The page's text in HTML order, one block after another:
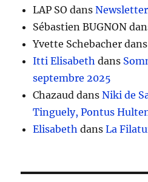
LAP SO dansNewsletter
Sébastien BUGNON
Yvette Schebacher
Itti Elisabeth dans
septembre 2025
Chazaud dansNiki de
Tinguely, Pontus
Elisabeth dansLa